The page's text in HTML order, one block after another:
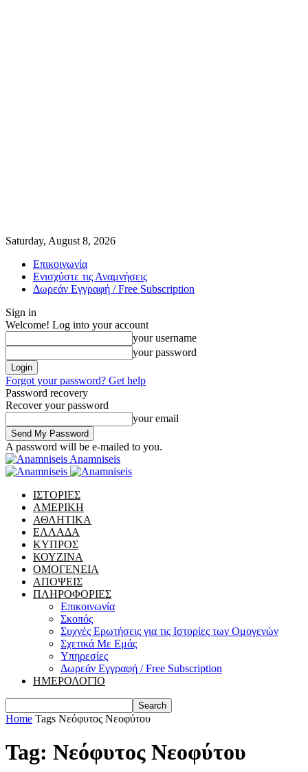
Saturday, August 8, 2026
Επικοινωνία
Ενισχύστε τις Αναμνήσεις
Δωρεάν Εγγραφή / Free Subscription
Sign in
Welcome! Log into your account
your username
your password
Forgot your password? Get help
Password recovery
Recover your password
your email
A password will be e-mailed to you.
Anamniseis
ΙΣΤΟΡΙΕΣ
ΑΜΕΡΙΚΗ
ΑΘΛΗΤΙΚΑ
ΕΛΛΑΔΑ
ΚΥΠΡΟΣ
ΚΟΥΖΙΝΑ
ΟΜΟΓΕΝΕΙΑ
ΑΠΟΨΕΙΣ
ΠΛΗΡΟΦΟΡΙΕΣ
Επικοινωνία
Σκοπός
Συχνές Ερωτήσεις για τις Ιστορίες των Ομογενών
Σχετικά Με Εμάς
Υπηρεσίες
Δωρεάν Εγγραφή / Free Subscription
ΗΜΕΡΟΛΟΓΙΟ
Home Tags Νεόφυτος Νεοφύτου
Tag: Νεόφυτος Νεοφύτου